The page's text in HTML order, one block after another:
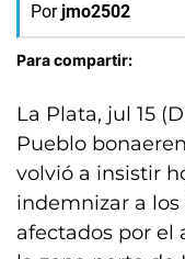
Por jmo2502
Para compartir:
La Plata, jul 15
Pueblo
volvió a insistir
indemnizar a
afectados por el